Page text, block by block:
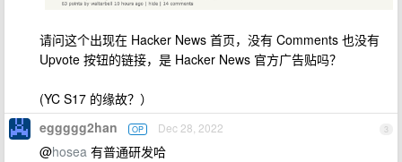
请问这个出现在 Hacker News 首页，没有 Comments 也没有
Upvote 按钮的链接，是 Hacker News 官方广告贴吗？
(YC S17 的缘故？）
3
eggggg2han OP Dec 28, 2022
@hosea 有普通研发哈